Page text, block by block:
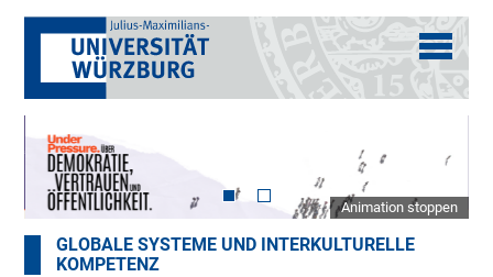
Animation stoppen
GLOBALE SYSTEME UND INTERKULTURELLE
KOMPETENZ